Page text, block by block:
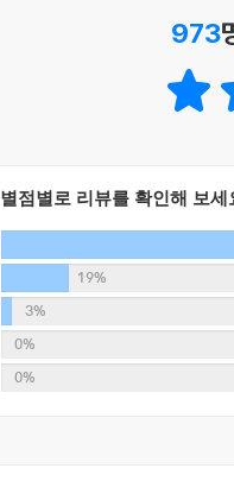
973
별점별로 리뷰를 확인해 보세
19%
3%
0%
0%